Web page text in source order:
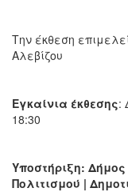
Την έκθεση
Αλεβίζου
Εγκαίνια έκθεσης:
18:30
Υποστήριξη:
Πολιτισμού |